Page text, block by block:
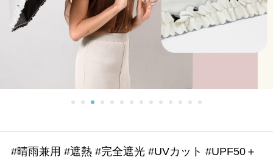
#晴雨兼用 #遮熱 #完全遮光 #UVカット #UPF50＋